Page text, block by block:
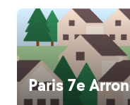
Paris 7e